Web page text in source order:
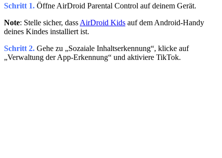
Schritt 1. Öffne AirDroid Parental Control auf deinem Gerät.
Note: Stelle sicher, dass AirDroid Kids auf dem Android-Handy
deines Kindes installiert ist.
Schritt 2. Gehe zu „Sozaiale Inhaltserkennung“, klicke auf
„Verwaltung der App-Erkennung“ und aktiviere TikTok.